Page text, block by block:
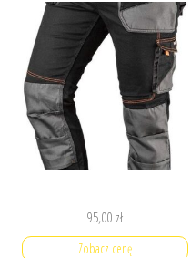
95,00 zł
Zobacz cenę